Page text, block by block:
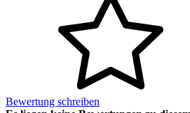
Bewertung schreiben